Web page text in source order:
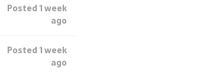
Posted 1 week
ago
Posted 1 week
ago